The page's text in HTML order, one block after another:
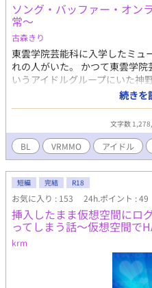
ソング・バッファー・オン
常〜
古森きり
東雲学院芸能科に入学したミュ
れの人がいた。 かつて東雲学
いうアイドルグループにいた神
と高校も同じ場所を選び、今度
ファー・オンライン』を始める
可愛い女の子のアバターがい
行書き溜め。 なろう、アルフ
続きを
文字数
BL VRMMO アイドル
短編 完結 R18
お気に入り : 153 24h.ポイント : 49
挿入したまま仮想空間にロ
ってしまう話〜仮想空間で
krm